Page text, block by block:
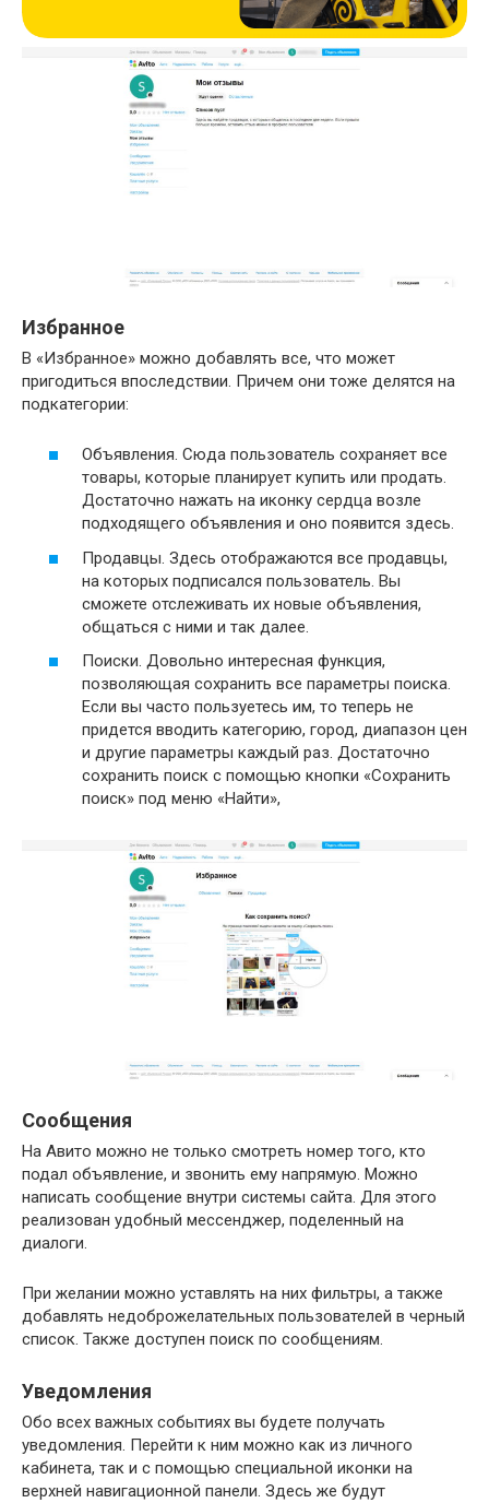
Избранное
В «Избранное» можно добавлять все, что может
пригодиться впоследствии. Причем они тоже делятся на
подкатегории:
Объявления. Сюда пользователь сохраняет все
товары, которые планирует купить или продать.
Достаточно нажать на иконку сердца возле
подходящего объявления и оно появится здесь.
Продавцы. Здесь отображаются все продавцы,
на которых подписался пользователь. Вы
сможете отслеживать их новые объявления,
общаться с ними и так далее.
Поиски. Довольно интересная функция,
позволяющая сохранить все параметры поиска.
Если вы часто пользуетесь им, то теперь не
придется вводить категорию, город, диапазон цен
и другие параметры каждый раз. Достаточно
сохранить поиск с помощью кнопки «Сохранить
поиск» под меню «Найти»,
Сообщения
На Авито можно не только смотреть номер того, кто
подал объявление, и звонить ему напрямую. Можно
написать сообщение внутри системы сайта. Для этого
реализован удобный мессенджер, поделенный на
диалоги.
При желании можно уставлять на них фильтры, а также
добавлять недоброжелательных пользователей в черный
список. Также доступен поиск по сообщениям.
Уведомления
Обо всех важных событиях вы будете получать
уведомления. Перейти к ним можно как из личного
кабинета, так и с помощью специальной иконки на
верхней навигационной панели. Здесь же будут